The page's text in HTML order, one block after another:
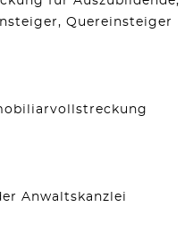
Quereinsteiger
Anwaltskanzlei